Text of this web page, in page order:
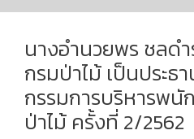
นางอำนวยพร ชลด
กรมป่าไม้ เป็นประธ
กรรมการบริหารพนั
ป่าไม้ ครั้งที่ 2/2562